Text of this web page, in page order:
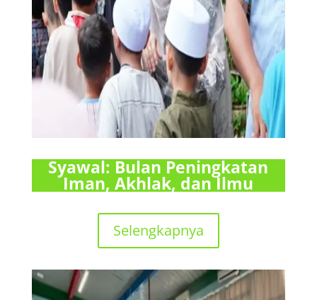
Syawal: Bulan Peningkatan
Iman, Akhlak, dan Ilmu
Selengkapnya